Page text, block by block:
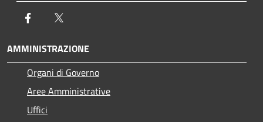
Facebook
AMMINISTRAZIONE
Organi di Governo
Aree Amministrative
Uffici